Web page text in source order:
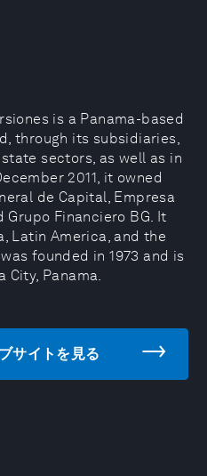
is a Panama-based
through its subsidiaries,
sectors, as well as in
2011, it owned
de Capital, Empresa
Grupo Financiero BG. It
Latin America, and the
founded in 1973 and is
City, Panama.
サイトを見る